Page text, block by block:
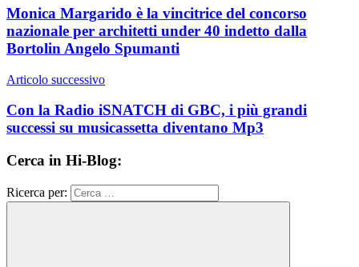
Monica Margarido è la vincitrice del concorso
nazionale per architetti under 40 indetto dalla
Bortolin Angelo Spumanti
Articolo successivo
Con la Radio iSNATCH di GBC, i più grandi
successi su musicassetta diventano Mp3
Cerca in Hi-Blog:
Ricerca per: